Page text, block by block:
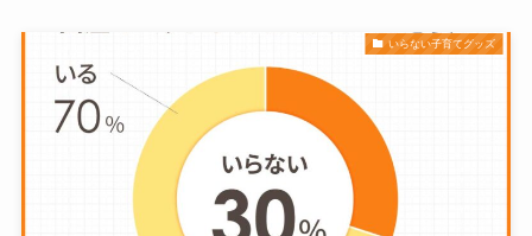
いらない子育てグッズ